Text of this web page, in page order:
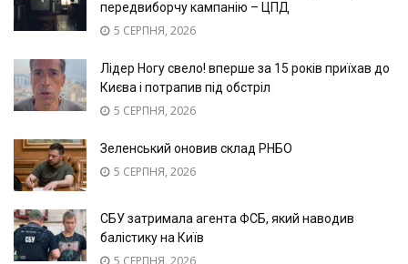
передвиборчу кампанію – ЦПД
5 СЕРПНЯ, 2026
Лідер Ногу свело! вперше за 15 років приїхав до
Києва і потрапив під обстріл
5 СЕРПНЯ, 2026
Зеленський оновив склад РНБО
5 СЕРПНЯ, 2026
СБУ затримала агента ФСБ, який наводив
балістику на Київ